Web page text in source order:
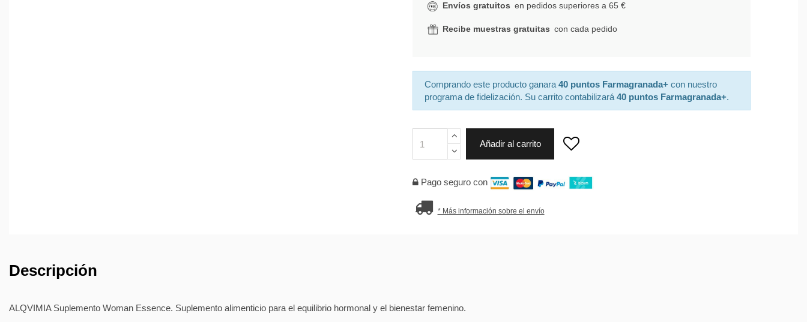
Envíos gratuitos en pedidos superiores a 65 €
Recibe muestras gratuitas con cada pedido
Comprando este producto ganara 40 puntos Farmagranada+con nuestro
programa de fidelización. Su carrito contabilizará 40 puntos Farmagranada+.
Añadir al carrito
Pago seguro con
* Más información sobre el envío
Descripción
ALQVIMIA Suplemento Woman Essence. Suplemento alimenticio para el equilibrio hormonal y el bienestar femenino.